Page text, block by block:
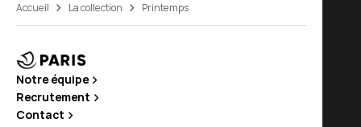
Accueil La collection Printemps
Notre équipe
Recrutement
Contact